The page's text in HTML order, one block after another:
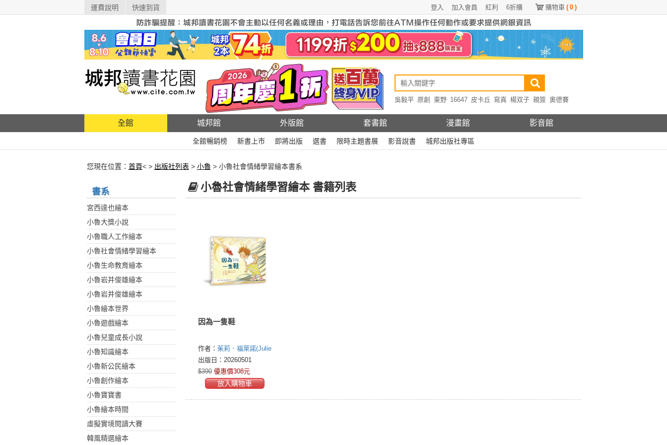
運費說明 快速到貨 購物車 ( 0 )
6折購
紅利
加入會員
登入
吳毅平 原創 東野 16647 皮卡丘 寫真 楊双子 親簽 奧德賽
全館 城邦館 外版館 套書館 漫畫館 影音館
全館暢銷榜 新書上市 即將出版 選書 限時主題書展 影音說書 城邦出版社專區
您現在位置： 首頁< > 出版社列表 > 小魯> 小魯社會情緒學習繪本書系
書系
宮西達也繪本
小魯大獎小說
小魯職人工作繪本
小魯社會情緒學習繪本
小魯生命教育繪本
小魯岩井俊雄繪本
小魯岩井俊雄繪本
小魯繪本世界
小魯遊戲繪本
小魯兒童成長小說
小魯知識繪本
小魯新公民繪本
小魯創作繪本
小魯寶寶書
小魯繪本時間
虛擬實境閱讀大賽
韓風精選繪本
小魯社會情緒學習繪本 書籍列表
因為一隻鞋
作者： 茱莉．福萊諾(Julie
Fogliano)
出版日：20260501
$390 優惠價308元
放入購物車